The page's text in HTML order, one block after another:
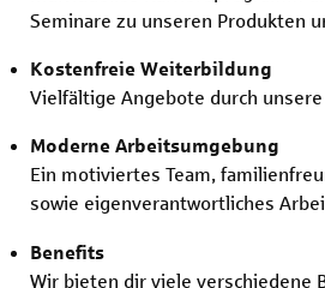
Seminare zu unseren Produkten
Kostenfreie Weiterbildung
Vielfältige Angebote durch
Moderne Arbeitsumgebung
Ein motiviertes Team,
sowie eigenverantwortliches
Benefits
Wir bieten dir viele verschiedene